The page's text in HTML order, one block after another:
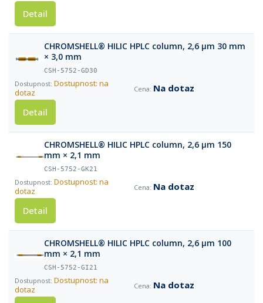
Detail
CHROMSHELL® HILIC HPLC column, 2,6 µm 30 mm
× 3,0 mm
CSH-5752-GD30
Dostupnost: na
dotaz
Na dotaz
Detail
CHROMSHELL® HILIC HPLC column, 2,6 µm 150
mm × 2,1 mm
CSH-5752-GK21
Dostupnost: na
dotaz
Na dotaz
Detail
CHROMSHELL® HILIC HPLC column, 2,6 µm 100
mm × 2,1 mm
CSH-5752-GI21
Dostupnost: na
dotaz
Na dotaz